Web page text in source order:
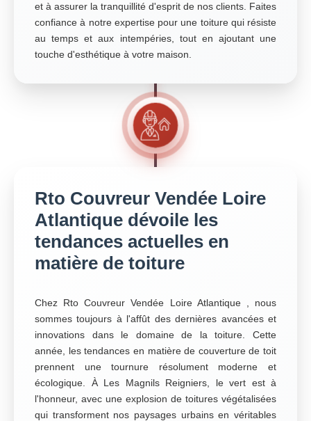
et à assurer la tranquillité d'esprit de nos clients. Faites
confiance à notre expertise pour une toiture qui résiste
au temps et aux intempéries, tout en ajoutant une
touche d'esthétique à votre maison.
Rto Couvreur Vendée Loire
Atlantique dévoile les
tendances actuelles en
matière de toiture
Chez Rto Couvreur Vendée Loire Atlantique , nous
sommes toujours à l'affût des dernières avancées et
innovations dans le domaine de la toiture. Cette
année, les tendances en matière de couverture de toit
prennent une tournure résolument moderne et
écologique. À Les Magnils Reigniers, le vert est à
l'honneur, avec une explosion de toitures végétalisées
qui transforment nos paysages urbains en véritables